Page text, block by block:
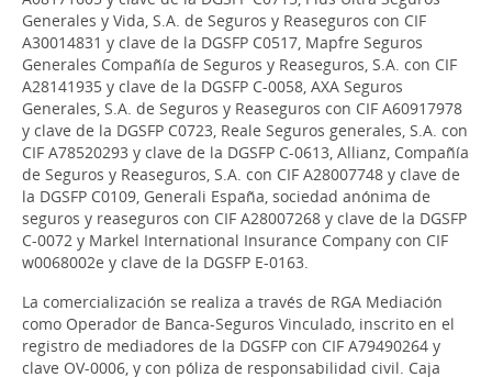
Generales y Vida, S.A. de Seguros y Reaseguros con CIF
A30014831 y clave de la DGSFP C0517, Mapfre Seguros
Generales Compañía de Seguros y Reaseguros, S.A. con CIF
A28141935 y clave de la DGSFP C-0058, AXA Seguros
Generales, S.A. de Seguros y Reaseguros con CIF A60917978
y clave de la DGSFP C0723, Reale Seguros generales, S.A. con
CIF A78520293 y clave de la DGSFP C-0613, Allianz, Compañía
de Seguros y Reaseguros, S.A. con CIF A28007748 y clave de
la DGSFP C0109, Generali España, sociedad anónima de
seguros y reaseguros con CIF A28007268 y clave de la DGSFP
C-0072 y Markel International Insurance Company con CIF
w0068002e y clave de la DGSFP E-0163.
La comercialización se realiza a través de RGA Mediación
como Operador de Banca-Seguros Vinculado, inscrito en el
registro de mediadores de la DGSFP con CIF A79490264 y
clave OV-0006, y con póliza de responsabilidad civil. Caja